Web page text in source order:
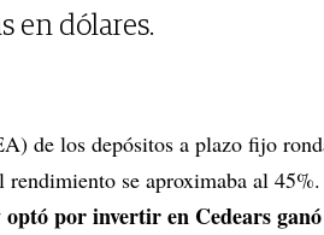
en dólares.
de los depósitos a plazo fijo
se aproximaba al 45%.
por invertir en Cedears